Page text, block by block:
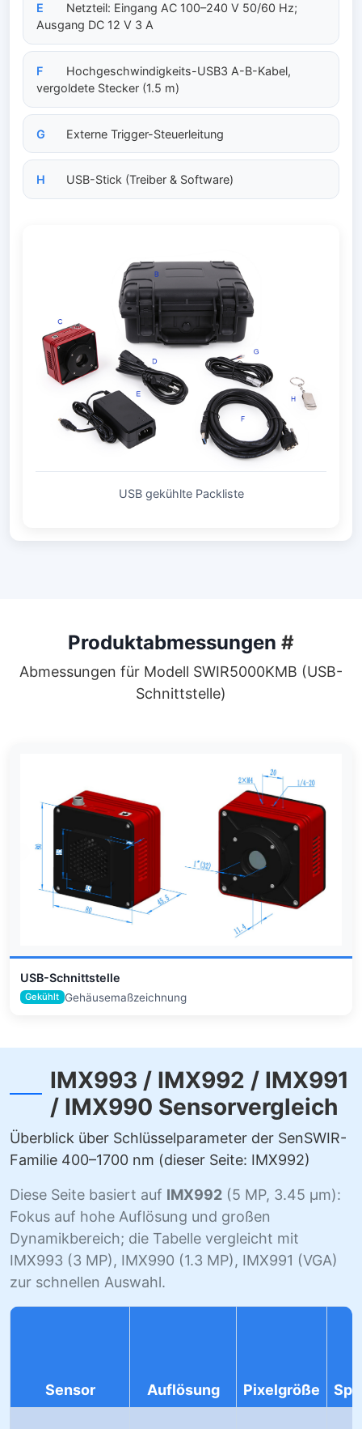
E
Netzteil: Eingang AC 100–240 V 50/60 Hz;
Ausgang DC 12 V 3 A
F
Hochgeschwindigkeits-USB3 A-B-Kabel,
vergoldete Stecker (1.5 m)
G Externe Trigger-Steuerleitung
H USB-Stick (Treiber & Software)
USB gekühlte Packliste
Produktabmessungen #
Abmessungen für Modell SWIR5000KMB (USB-
Schnittstelle)
USB-Schnittstelle
Gekühlt Gehäusemaßzeichnung
IMX993 / IMX992 / IMX991
/ IMX990 Sensorvergleich
Überblick über Schlüsselparameter der SenSWIR-
Familie 400–1700 nm (dieser Seite: IMX992)
Diese Seite basiert auf IMX992 (5 MP, 3.45 µm):
Fokus auf hohe Auflösung und großen
Dynamikbereich; die Tabelle vergleicht mit
IMX993 (3 MP), IMX990 (1.3 MP), IMX991 (VGA)
zur schnellen Auswahl.
Sensor Auflösung Pixelgröße